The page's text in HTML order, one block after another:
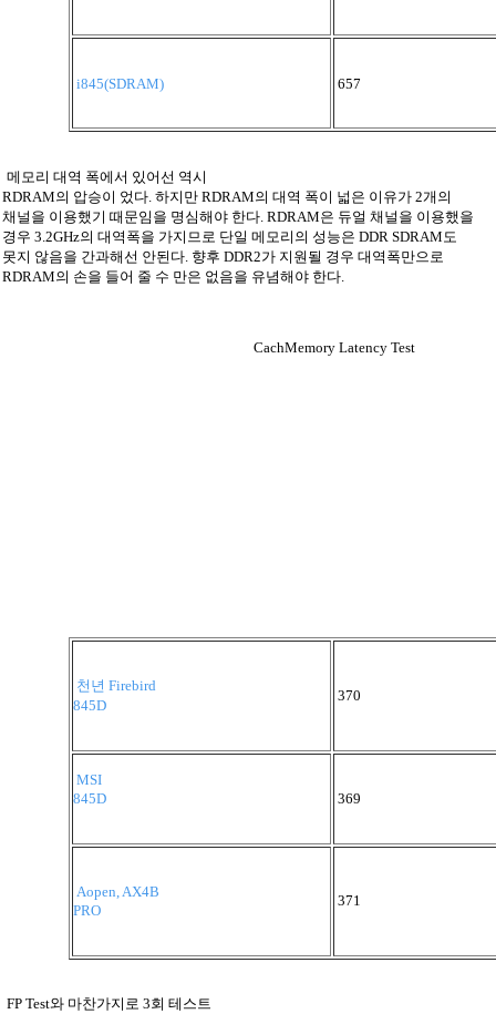
i845(SDRAM) 657
메모리 대역 폭에서 있어선 역시
RDRAM의 압승이 었다. 하지만 RDRAM의 대역 폭이 넓은 이유가 2개의
채널을 이용했기 때문임을 명심해야 한다. RDRAM은 듀얼 채널을 이용했을
경우 3.2GHz의 대역폭을 가지므로 단일 메모리의 성능은 DDR SDRAM도
못지 않음을 간과해선 안된다. 향후 DDR2가 지원될 경우 대역폭만으로
RDRAM의 손을 들어 줄 수 만은 없음을 유념해야 한다.
CachMemory Latency Test
천년 Firebird
845D
370
MSI
845D
369
Aopen, AX4B
PRO
371
FP Test와 마찬가지로 3회 테스트